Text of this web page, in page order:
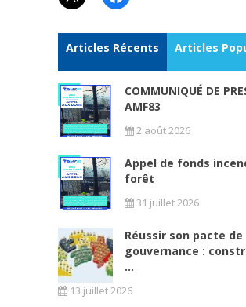
Articles Récents Articles
COMMUNIQUÉ DE
AMF83
2 août 2026
Appel de fonds
forêt
31 juillet 2026
Réussir son pacte de
gouvernance :
...
13 juillet 2026